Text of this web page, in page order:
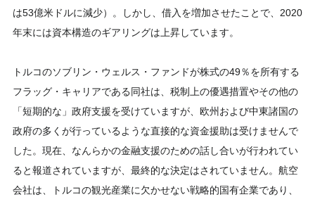
は53億米ドルに減少）。しかし、借入を増加させたことで、2020
年末には資本構造のギアリングは上昇しています。
トルコのソブリン・ウェルス・ファンドが株式の49％を所有する
フラッグ・キャリアである同社は、税制上の優遇措置やその他の
「短期的な」政府支援を受けていますが、欧州および中東諸国の
政府の多くが行っているような直接的な資金援助は受けませんで
した。現在、なんらかの金融支援のための話し合いが行われてい
ると報道されていますが、最終的な決定はされていません。航空
会社は、トルコの観光産業に欠かせない戦略的国有企業であり、